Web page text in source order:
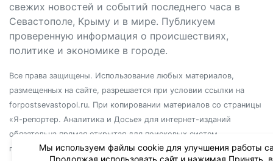
свежих новостей и событий последнего часа в
Севастополе, Крыму и в мире. Публикуем
проверенную информация о происшествиях,
политике и экономике в городе.
Все права защищены. Использование любых материалов,
размещенных на сайте, разрешается при условии ссылки на
forpostsevastopol.ru. При копировании материалов со страницы
«Я-репортер. Аналитика и Досье» для интернет-изданий
обязательна прямая открытая для поисковых систем
гиперссылка. Независимо от полного или частичного
Мы используем файлы cookie для улучшения работы
Продолжая использовать сайт и нажимая Принять,